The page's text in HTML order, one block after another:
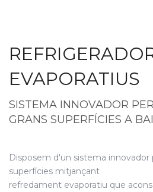
EVAPORATIUS
SISTEMA INNOVADOR
GRANS SUPERFÍCIES A
Disposem d'un sistema innovador
superfícies mitjançant
refredament evaporatiu que